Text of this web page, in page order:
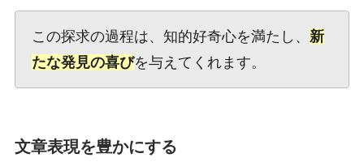
この探求の過程は、知的好奇心を満たし、 新
たな発見の喜びを与えてくれます。
文章表現を豊かにする